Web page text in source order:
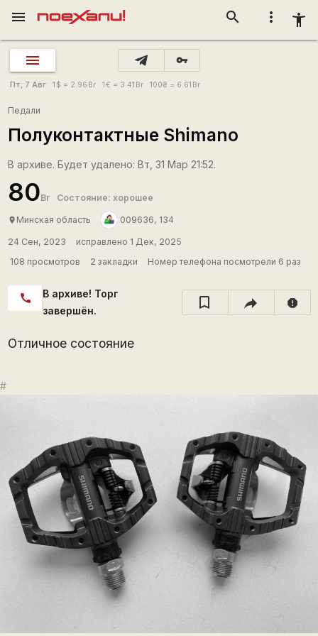
more_vert accessibility_new
search
menu
vpn_key
Пт, 7 Авг 1 $ = 2.96 Br 1€ = 3.41 Br 100₴ = 6.61 Br
Педали
Полуконтактные Shimano
В архиве. Будет удалено: Вт, 31 Мар 21:52.
80Br Состояние: хорошее
place Минская область 009636, 134
24 Сен, 2023
исправлено 1 Дек, 2025
108 просмотров
2 закладки Номер телефона посмотрели 6 раз
call
В архиве! Торг
завершён.
report
Отличное состояние
#